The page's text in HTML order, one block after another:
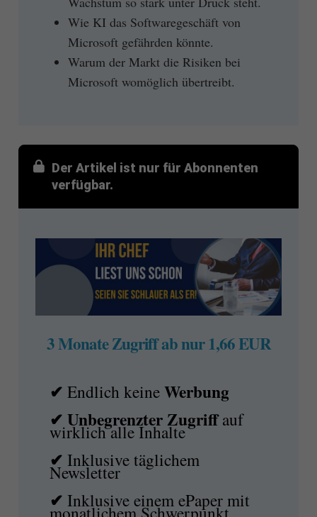
Wie KI das Softwaregeschäft von
Microsoft gefährden könnte.
Warum der Markt die Risiken bei
Microsoft womöglich übertreibt.
Der Artikel ist nur für Abonnenten
verfügbar.
3 Monate Zugriff ab nur 1,66 EUR
✔Endlich keineWerbung
✔ Unbegrenzter Zugriffauf
wirklich alle Inhalte
✔Inklusive täglichem
Newsletter
✔Inklusive einem ePaper mit